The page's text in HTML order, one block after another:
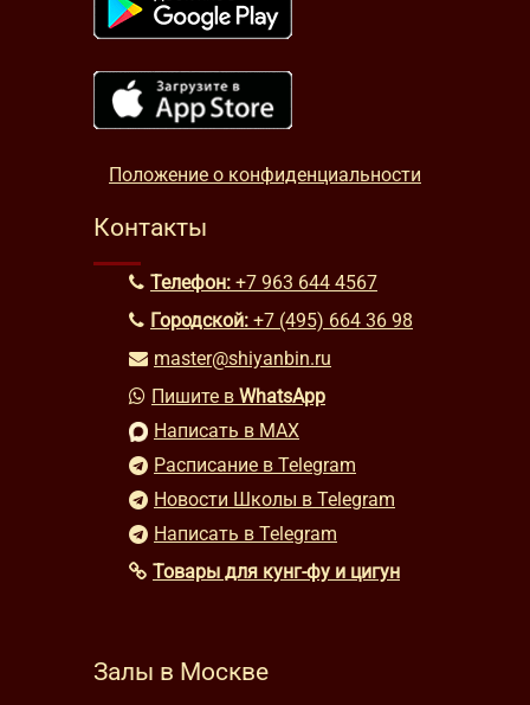
Положение о конфиденциальности
Контакты
Телефон: +7 963 644 4567
Городской: +7 (495) 664 36 98
master@shiyanbin.ru
Пишите в WhatsApp
Написать в MAX
Расписание в Telegram
Новости Школы в Telegram
Написать в Telegram
Товары для кунг-фу и цигун
Залы в Москве